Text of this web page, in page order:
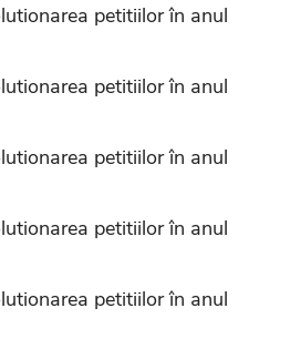
petitiilor în anul
petitiilor în anul
petitiilor în anul
petitiilor în anul
petitiilor în anul